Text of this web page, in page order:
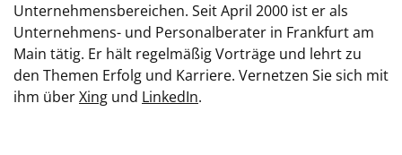
Unternehmensbereichen. Seit April 2000 ist er als
Unternehmens- und Personalberater in Frankfurt am
Main tätig. Er hält regelmäßig Vorträge und lehrt zu
den Themen Erfolg und Karriere. Vernetzen Sie sich mit
ihm überXing und LinkedIn.